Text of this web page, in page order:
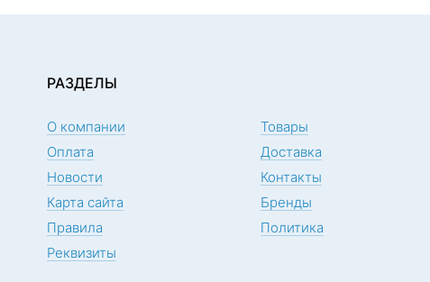
РАЗДЕЛЫ
О компании
Товары
Оплата
Доставка
Новости
Контакты
Карта сайта
Бренды
Правила
Политика
Реквизиты